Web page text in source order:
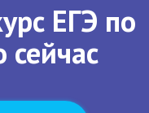
ЕГЭ по